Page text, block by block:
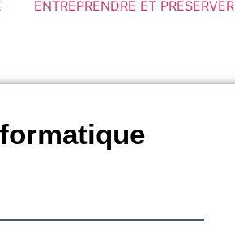
ENTREPRENDRE ET PRÉSERVER